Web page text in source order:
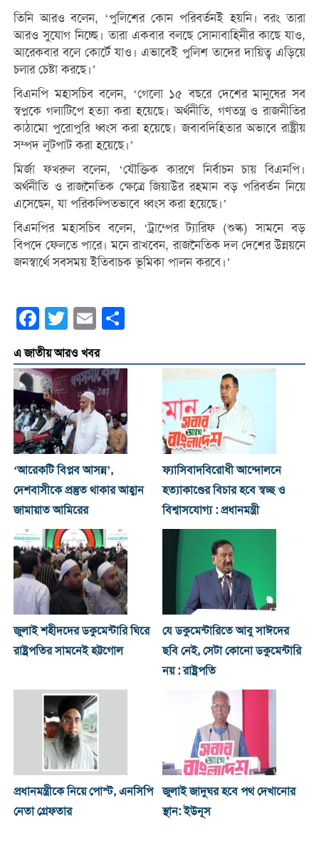
তিনি আরও বলেন, ‘পুলিশের কোন পরিবর্তনই হয়নি। বরং তারা
আরও সুযোগ নিচ্ছে। তারা একবার বলছে সোনাবাহিনীর কাছে যাও,
আরেকবার বলে কোর্টে যাও। এভাবেই পুলিশ তাদের দায়িত্ব এড়িয়ে
চলার চেষ্টা করছে।’
বিএনপি মহাসচিব বলেন, ‘গেলো ১৫ বছরে দেশের মানুষের সব
স্বপ্নকে গলাটিপে হত্যা করা হয়েছে। অর্থনীতি, গণতন্ত্র ও রাজনীতির
কাঠামো পুরোপুরি ধ্বংস করা হয়েছে। জবাবদিহিতার অভাবে রাষ্ট্রীয়
সম্পদ লুটপাট করা হয়েছে।’
মির্জা ফখরুল বলেন, ‘যৌক্তিক কারণে নির্বাচন চায় বিএনপি।
অর্থনীতি ও রাজনৈতিক ক্ষেত্রে জিয়াউর রহমান বড় পরিবর্তন নিয়ে
এসেছেন, যা পরিকল্পিতভাবে ধ্বংস করা হয়েছে।’
বিএনপির মহাসচিব বলেন, ‘ট্রাম্পের ট্যারিফ (শুল্ক) সামনে বড়
বিপদে ফেলতে পারে। মনে রাখবেন, রাজনৈতিক দল দেশের উন্নয়নে
জনস্বার্থে সবসময় ইতিবাচক ভূমিকা পালন করবে।’
Facebook
Twitter Email
এ জাতীয় আরও খবর
‘আরেকটি বিপ্লব আসন্ন’,
দেশবাসীকে প্রস্তুত থাকার আহ্বান
জামায়াত আমিরের
ফ্যাসিবাদবিরোধী আন্দোলনে
হত্যাকাণ্ডের বিচার হবে স্বচ্ছ ও
বিশ্বাসযোগ্য : প্রধানমন্ত্রী
জুলাই শহীদদের ডকুমেন্টারি ঘিরে
রাষ্ট্রপতির সামনেই হট্টগোল
যে ডকুমেন্টারিতে আবু সাঈদের
ছবি নেই, সেটা কোনো ডকুমেন্টারি
নয় : রাষ্ট্রপতি
প্রধানমন্ত্রীকে নিয়ে পোস্ট, এনসিপি
নেতা গ্রেফতার
জুলাই জাদুঘর হবে পথ দেখানোর
স্থান: ইউনূস